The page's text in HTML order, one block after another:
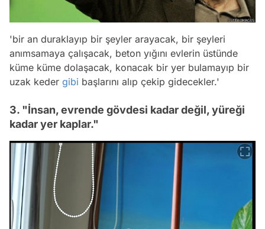
'bir an duraklayıp bir şeyler arayacak, bir şeyleri
anımsamaya çalışacak, beton yığını evlerin üstünde
küme küme dolaşacak, konacak bir yer bulamayıp bir
uzak keder gibi başlarını alıp çekip gidecekler.'
3. "İnsan, evrende gövdesi kadar değil, yüreği
kadar yer kaplar."